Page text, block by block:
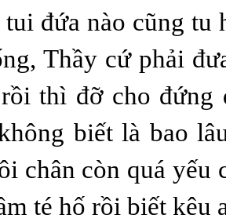
đứa nào cũng tu
Thầy cứ phải
thì đỡ cho đứng
biết là bao
chân còn quá yếu
té hố rồi biết kêu